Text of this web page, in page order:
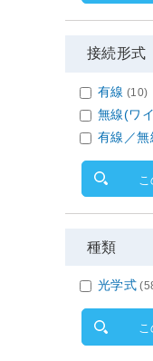
接続形式
有線 (10)
無線(ワ
有線／
種類
光学式